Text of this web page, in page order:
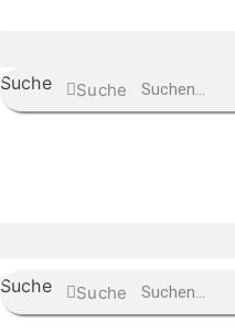
Suche Suche
Suche Suche